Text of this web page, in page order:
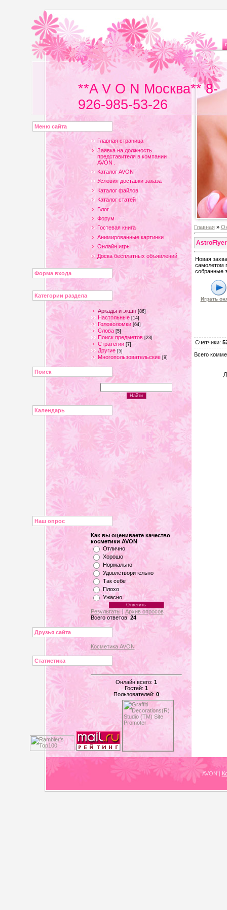
**A V O N Москва** 8-
926-985-53-26
Меню сайта
Главная страница
Заявка на должность
представителя в компании
AVON .
Каталог AVON
Условия доставки заказа
Каталог файлов
Каталог статей
Блог
Форум
Гостевая книга
Анимированные картинки
Онлайн игры
Доска бесплатных объявлений
Форма входа
Категории раздела
Аркады и экшн [86]
Настольные [14]
Головоломки [64]
Слова [5]
Поиск предметов [23]
Стратегии [7]
Другие [5]
Многопользовательские [9]
Поиск
Календарь
Наш опрос
Как вы оцениваете качество
косметики AVON
Отлично
Хорошо
Нормально
Удовлетворительно
Так себе
Плохо
Ужасно
Результаты
Архив опросов
Всего ответов: 24
Друзья сайта
Косметика AVON
Статистика
Онлайн всего: 1
Гостей: 1
Пользователей: 0
Главная»
AstroFlyer
Новая
самолетом
собранные
Играть
Счетчики:
Всего
AVON|